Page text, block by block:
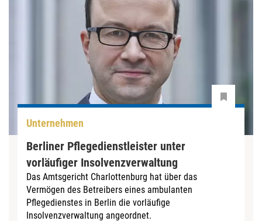
Unternehmen
Berliner Pflegedienstleister unter
vorläufiger Insolvenzverwaltung
Das Amtsgericht Charlottenburg hat über das
Vermögen des Betreibers eines ambulanten
Pflegedienstes in Berlin die vorläufige
Insolvenzverwaltung angeordnet.